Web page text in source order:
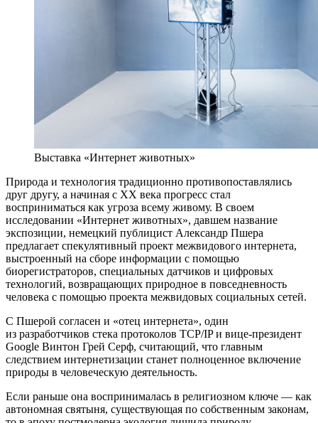
Выставка «Интернет животных»
Природа и технология традиционно противопоставлялись
друг другу, а начиная с XX века прогресс стал
восприниматься как угроза всему живому. В своем
исследовании «Интернет животных», давшем название
экспозиции, немецкий публицист Александр Пшера
предлагает спекулятивный проект межвидового интернета,
выстроенный на сборе информации с помощью
биорегистраторов, специальных датчиков и цифровых
технологий, возвращающих природное в повседневность
человека с помощью проекта межвидовых социальных сетей.
С Пшерой согласен и «отец интернета», один
из разработчиков стека протоколов TCP/IP и вице-президент
Google Винтон Грей Серф, считающий, что главным
следствием интернетизации станет полноценное включение
природы в человеческую деятельность.
Если раньше она воспринималась в религиозном ключе — как
автономная святыня, существующая по собственным законам,